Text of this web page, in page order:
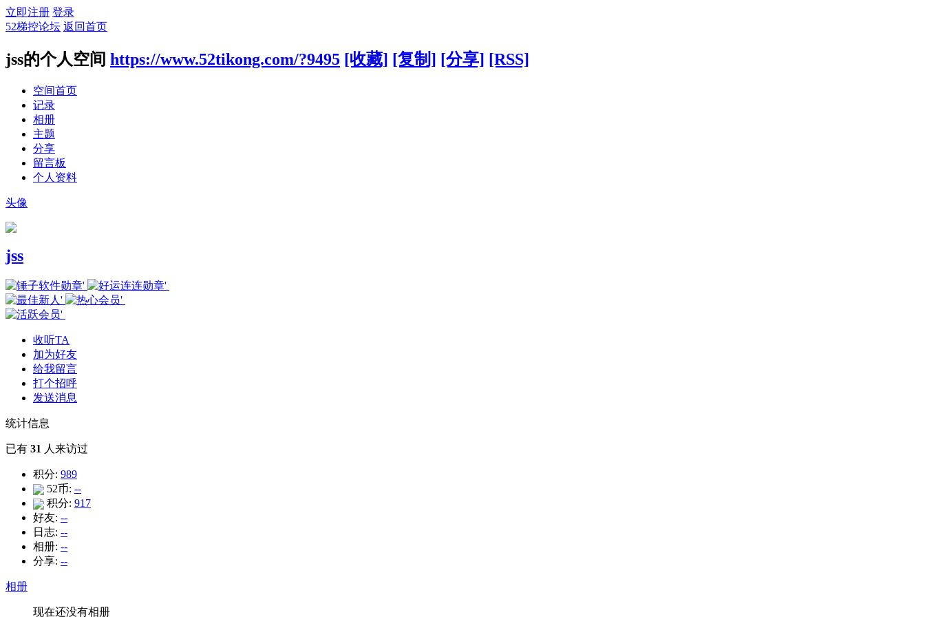
立即注册 登录
52梯控论坛 返回首页
jss的个人空间 https://www.52tikong.com/?9495 [收藏] [复制] [分享] [RSS]
空间首页
记录
相册
主题
分享
留言板
个人资料
头像
jss
收听TA
加为好友
给我留言
打个招呼
发送消息
统计信息
已有 31 人来访过
积分: 989
52币: --
积分: 917
好友: --
日志: --
相册: --
分享: --
相册
现在还没有相册